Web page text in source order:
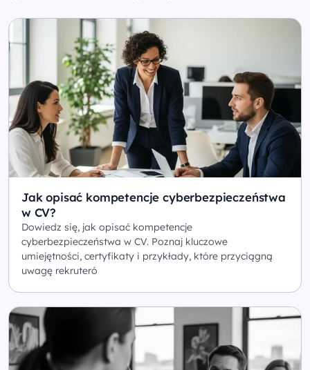
Jak opisać kompetencje cyberbezpieczeństwa
w CV?
Dowiedz się, jak opisać kompetencje
cyberbezpieczeństwa w CV. Poznaj kluczowe
umiejętności, certyfikaty i przykłady, które przyciągną
uwagę rekruteró